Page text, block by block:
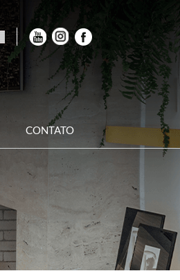
Inglês YoutubeInstagramFacebook
CONTATO